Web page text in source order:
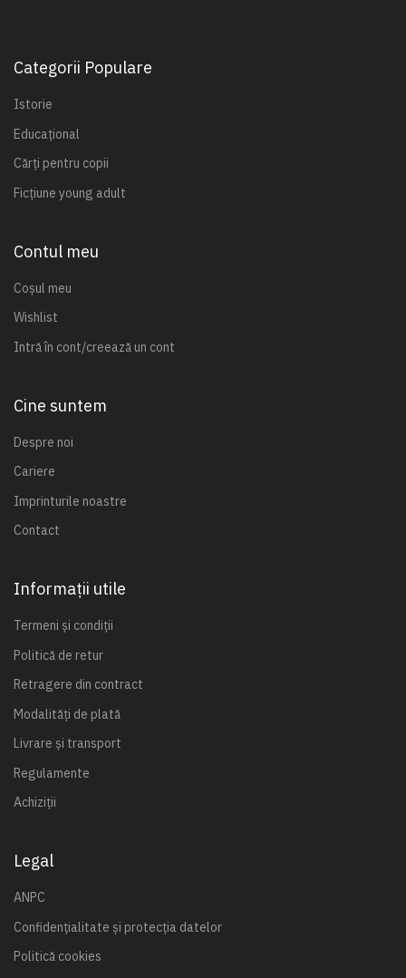
Categorii Populare
Istorie
Educațional
Cărți pentru copii
Ficțiune young adult
Contul meu
Coșul meu
Wishlist
Intră în cont/creează un cont
Cine suntem
Despre noi
Cariere
Imprinturile noastre
Contact
Informații utile
Termeni și condiții
Politică de retur
Retragere din contract
Modalități de plată
Livrare și transport
Regulamente
Achiziții
Legal
ANPC
Confidențialitate și protecția datelor
Politică cookies